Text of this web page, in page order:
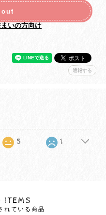
いの方向け
通報する
5 1
ITEMS
れている商品